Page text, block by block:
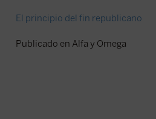
El principio del fin republicano
Publicado en Alfa y Omega